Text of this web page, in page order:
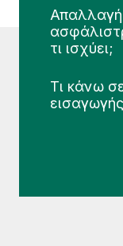
τι ισχύει;
Τι κάνω